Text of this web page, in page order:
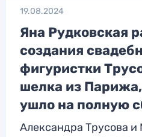
19.08.2024
Яна Рудковская
создания
фигуристки
шелка из
ушло на полную
Александра Трусова и